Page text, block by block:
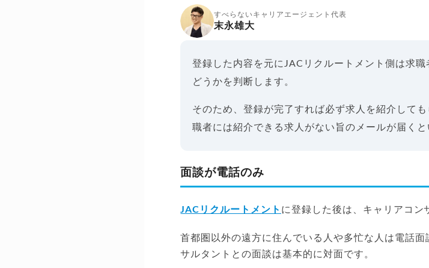
すべらないキャリアエージェント代表
末永雄大
登録した内容を元にJACリクルートメント側は求
どうかを判断します。
そのため、登録が完了すれば必ず求人を紹介して
職者には紹介できる求人がない旨のメールが届くと
面談が電話のみ
JACリクルートメント に登録した後は、キャリアコン
首都圏以外の遠方に住んでいる人や多忙な人は電話
サルタントとの面談は基本的に対面です。